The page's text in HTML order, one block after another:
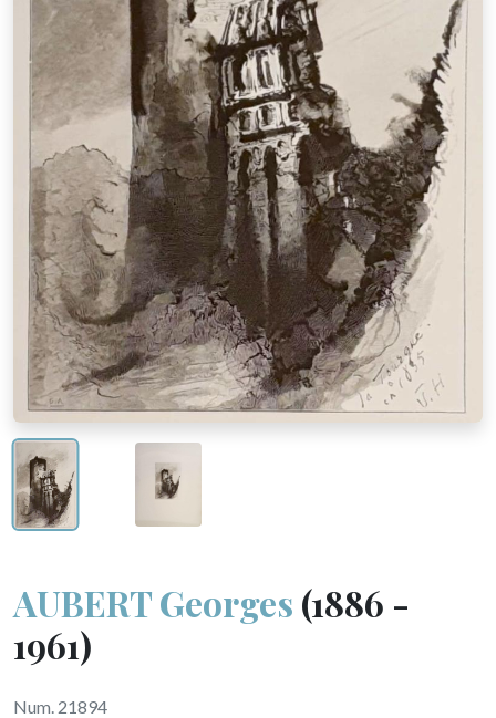
AUBERT Georges (1886 -
1961)
Num. 21894